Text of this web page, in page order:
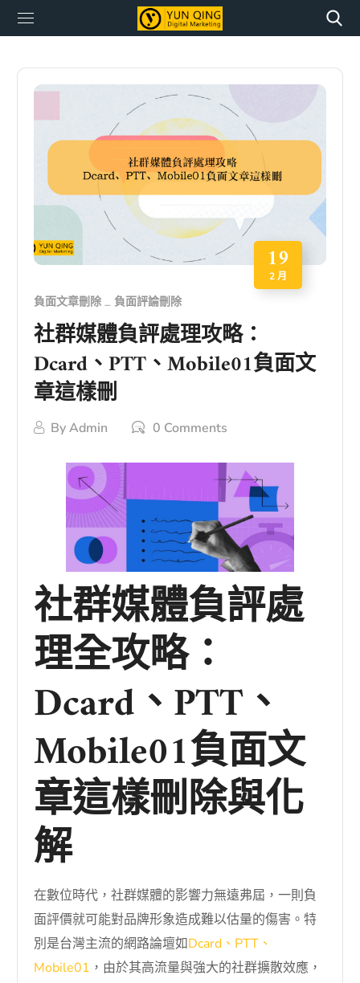
19
2 月
負面文章刪除 負面評論刪除
社群媒體負評處理攻略：
Dcard、PTT、Mobile01負面文
章這樣刪
ByAdmin 0 Comments
社群媒體負評處
理全攻略：
Dcard、PTT、
Mobile01負面文
章這樣刪除與化
解
在數位時代，社群媒體的影響力無遠弗屆，一則負
面評價就可能對品牌形象造成難以估量的傷害。特
別是台灣主流的網路論壇如Dcard、PTT、
Mobile01 ，由於其高流量與強大的社群擴散效應，